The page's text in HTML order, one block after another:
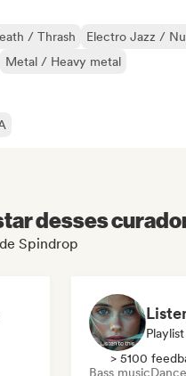
/ Thrash
Electro Jazz /
Metal / Heavy metal
desses
Spindrop
Playlist
> 5100
Bass music